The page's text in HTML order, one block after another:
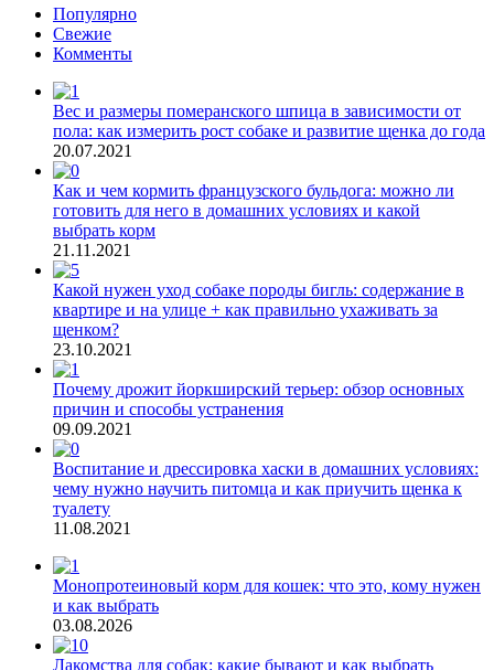
Популярно
Свежие
Комменты
Вес и размеры померанского шпица в зависимости от
пола: как измерить рост собаке и развитие щенка до года
20.07.2021
Как и чем кормить французского бульдога: можно ли
готовить для него в домашних условиях и какой
выбрать корм
21.11.2021
Какой нужен уход собаке породы бигль: содержание в
квартире и на улице + как правильно ухаживать за
щенком?
23.10.2021
Почему дрожит йоркширский терьер: обзор основных
причин и способы устранения
09.09.2021
Воспитание и дрессировка хаски в домашних условиях:
чему нужно научить питомца и как приучить щенка к
туалету
11.08.2021
Монопротеиновый корм для кошек: что это, кому нужен
и как выбрать
03.08.2026
Лакомства для собак: какие бывают и как выбрать